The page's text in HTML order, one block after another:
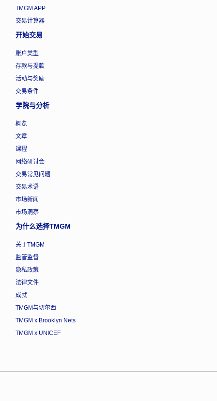
TMGM APP
交易计算器
开始交易
账户类型
存款与提款
活动与奖励
交易条件
学院与分析
概览
文章
课程
网络研讨会
交易常见问题
交易术语
市场新闻
市场洞察
为什么选择TMGM
关于TMGM
监管监督
隐私政策
法律文件
成就
TMGM与切尔西
TMGM x Brooklyn Nets
TMGM x UNICEF